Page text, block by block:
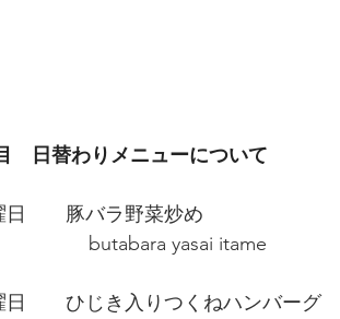
　日替わりメニューについて
日　　豚バラ野菜炒め
yasai itame
日　　ひじき入りつくねハンバーグ